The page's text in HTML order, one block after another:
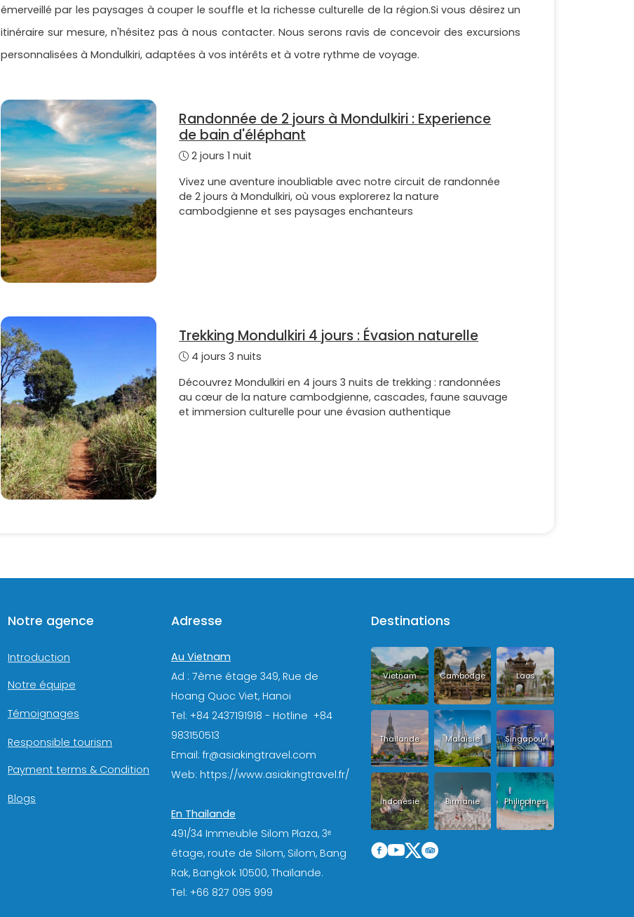
émerveillé par les paysages à couper le souffle et la richesse culturelle de la région.Si vous désirez un
itinéraire sur mesure, n'hésitez pas à nous contacter. Nous serons ravis de concevoir des excursions
personnalisées à Mondulkiri, adaptées à vos intérêts et à votre rythme de voyage.
Randonnée de 2 jours à Mondulkiri : Experience
de bain d'éléphant
2 jours 1 nuit
Vivez une aventure inoubliable avec notre circuit de randonnée
de 2 jours à Mondulkiri, où vous explorerez la nature
cambodgienne et ses paysages enchanteurs
Trekking Mondulkiri 4 jours : Évasion naturelle
4 jours 3 nuits
Découvrez Mondulkiri en 4 jours 3 nuits de trekking : randonnées
au cœur de la nature cambodgienne, cascades, faune sauvage
et immersion culturelle pour une évasion authentique
Notre agence
Introduction
Notre équipe
Témoignages
Responsible tourism
Payment terms & Condition
Blogs
Adresse
Au Vietnam
Ad : 7ème étage 349, Rue de
Hoang Quoc Viet, Hanoi
Tel: +84 2437191918 - Hotline +84
983150513
Email: fr@asiakingtravel.com
Web: https://www.asiakingtravel.fr/
En Thailande
491/34 Immeuble Silom Plaza, 3ᵉ
étage, route de Silom, Silom, Bang
Rak, Bangkok 10500, Thaïlande.
Tel: +66 827 095 999
Destinations
Vietnam Cambodge Laos
Thailande Malaisie Singapour
Indonésie Birmanie Philippines